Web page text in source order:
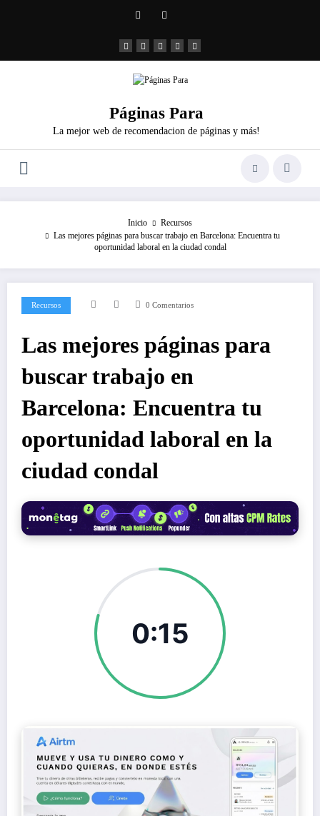
Páginas Para
La mejor web de recomendacion de páginas y más!
Inicio
Recursos
Las mejores páginas para buscar trabajo en Barcelona: Encuentra tu
oportunidad laboral en la ciudad condal
Recursos 0 Comentarios
Las mejores páginas para
buscar trabajo en
Barcelona: Encuentra tu
oportunidad laboral en la
ciudad condal
0:15